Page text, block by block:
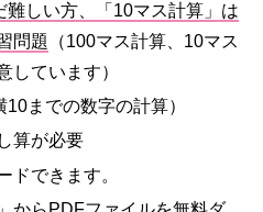
難しい方、「10マス計算」は
問題
（100マス計算、10マス
しています）
までの数字の計算）
算が必要
ドできます。